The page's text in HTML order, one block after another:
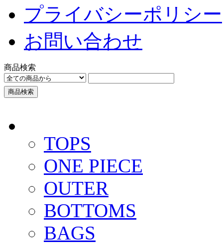
プライバシーポリシー
お問い合わせ
商品検索
TOPS
ONE PIECE
OUTER
BOTTOMS
BAGS